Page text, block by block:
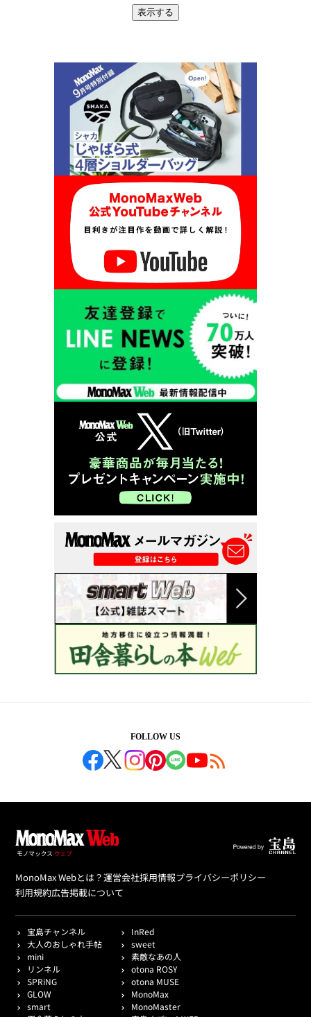
表示する
FOLLOW US
MonoMax Webとは？運営会社採用情報プライバシーポリシー
利用規約広告掲載について
宝島チャンネル
InRed
大人のおしゃれ手帖
sweet
mini
素敵なあの人
リンネル
otona ROSY
SPRiNG
otona MUSE
GLOW
MonoMax
smart
MonoMaster